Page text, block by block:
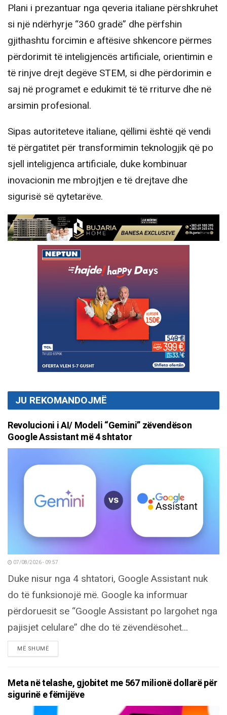
Plani i prezantuar nga qeveria italiane përshkruhet
si një ndërhyrje “360 gradë” dhe përfshin
gjithashtu forcimin e aftësive shkencore përmes
përdorimit të inteligjencës artificiale, orientimin e
të rinjve drejt degëve STEM, si dhe përdorimin e
saj në programet e edukimit të të rriturve dhe në
arsimin profesional.
Sipas autoriteteve italiane, qëllimi është që vendi
të përgatitet për transformimin teknologjik që po
sjell inteligjenca artificiale, duke kombinuar
inovacionin me mbrojtjen e të drejtave dhe
sigurisë së qytetarëve.
JU REKOMANDOJMË
Revolucioni i AI/ Modeli “Gemini” zëvendëson
Google Assistant më 4 shtator
07/08/2026 - 09:57
Duke nisur nga 4 shtatori, Google Assistant nuk
do të funksionojë më. Google ka informuar
përdoruesit se “Google Assistant po largohet nga
pajisjet celulare” dhe do të zëvendësohet...
MË SHUMËDETAILS
Meta në telashe, gjobitet me 567 milionë dollarë për
sigurinë e fëmijëve